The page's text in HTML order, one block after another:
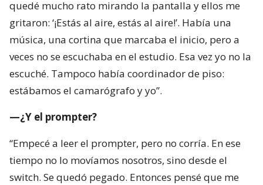
quedé mucho rato mirando la pantalla y ellos me
gritaron: ‘¡Estás al aire, estás al aire!’. Había una
música, una cortina que marcaba el inicio, pero a
veces no se escuchaba en el estudio. Esa vez yo no la
escuché. Tampoco había coordinador de piso:
estábamos el camarógrafo y yo”.
—¿Y el prompter?
“Empecé a leer el prompter, pero no corría. En ese
tiempo no lo movíamos nosotros, sino desde el
switch. Se quedó pegado. Entonces pensé que me